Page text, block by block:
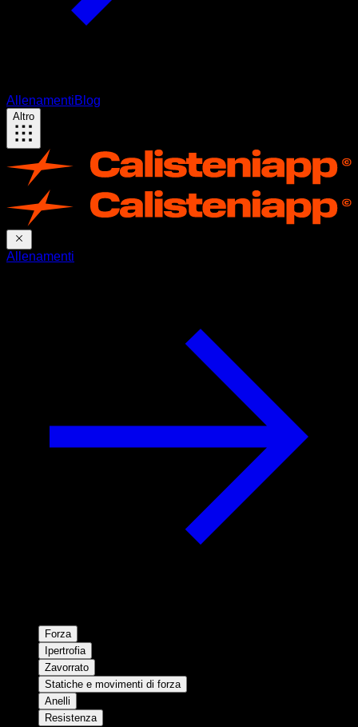
AllenamentiBlog
Altro
Allenamenti
Forza
Ipertrofia
Zavorrato
Statiche e movimenti di forza
Anelli
Resistenza